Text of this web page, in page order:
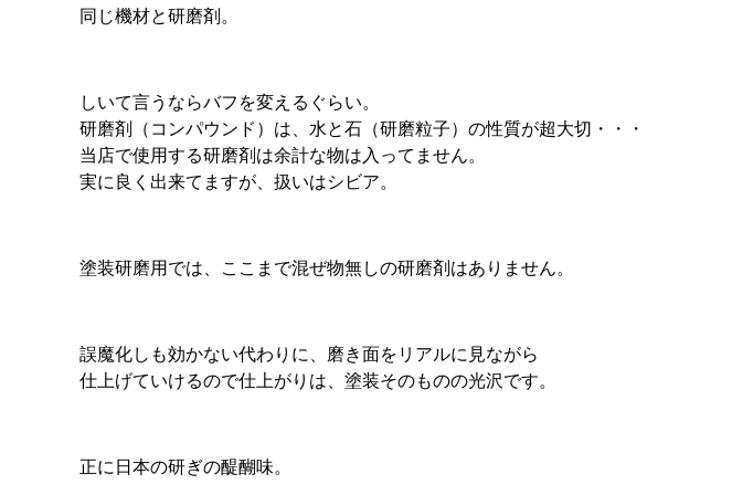
同じ機材と研磨剤。
しいて言うならバフを変えるぐらい。
研磨剤（コンパウンド）は、水と石（研磨粒子）の性質が超大切・・・
当店で使用する研磨剤は余計な物は入ってません。
実に良く出来てますが、扱いはシビア。
塗装研磨用では、ここまで混ぜ物無しの研磨剤はありません。
誤魔化しも効かない代わりに、磨き面をリアルに見ながら
仕上げていけるので仕上がりは、塗装そのものの光沢です。
正に日本の研ぎの醍醐味。